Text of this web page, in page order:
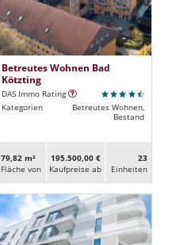
Betreutes Wohnen Bad
Kötzting
DAS Immo Rating
Kategorien
Betreutes Wohnen,
Bestand
79,82 m²
Fläche von
195.500,00 €
Kaufpreise ab
23
Ein­heiten